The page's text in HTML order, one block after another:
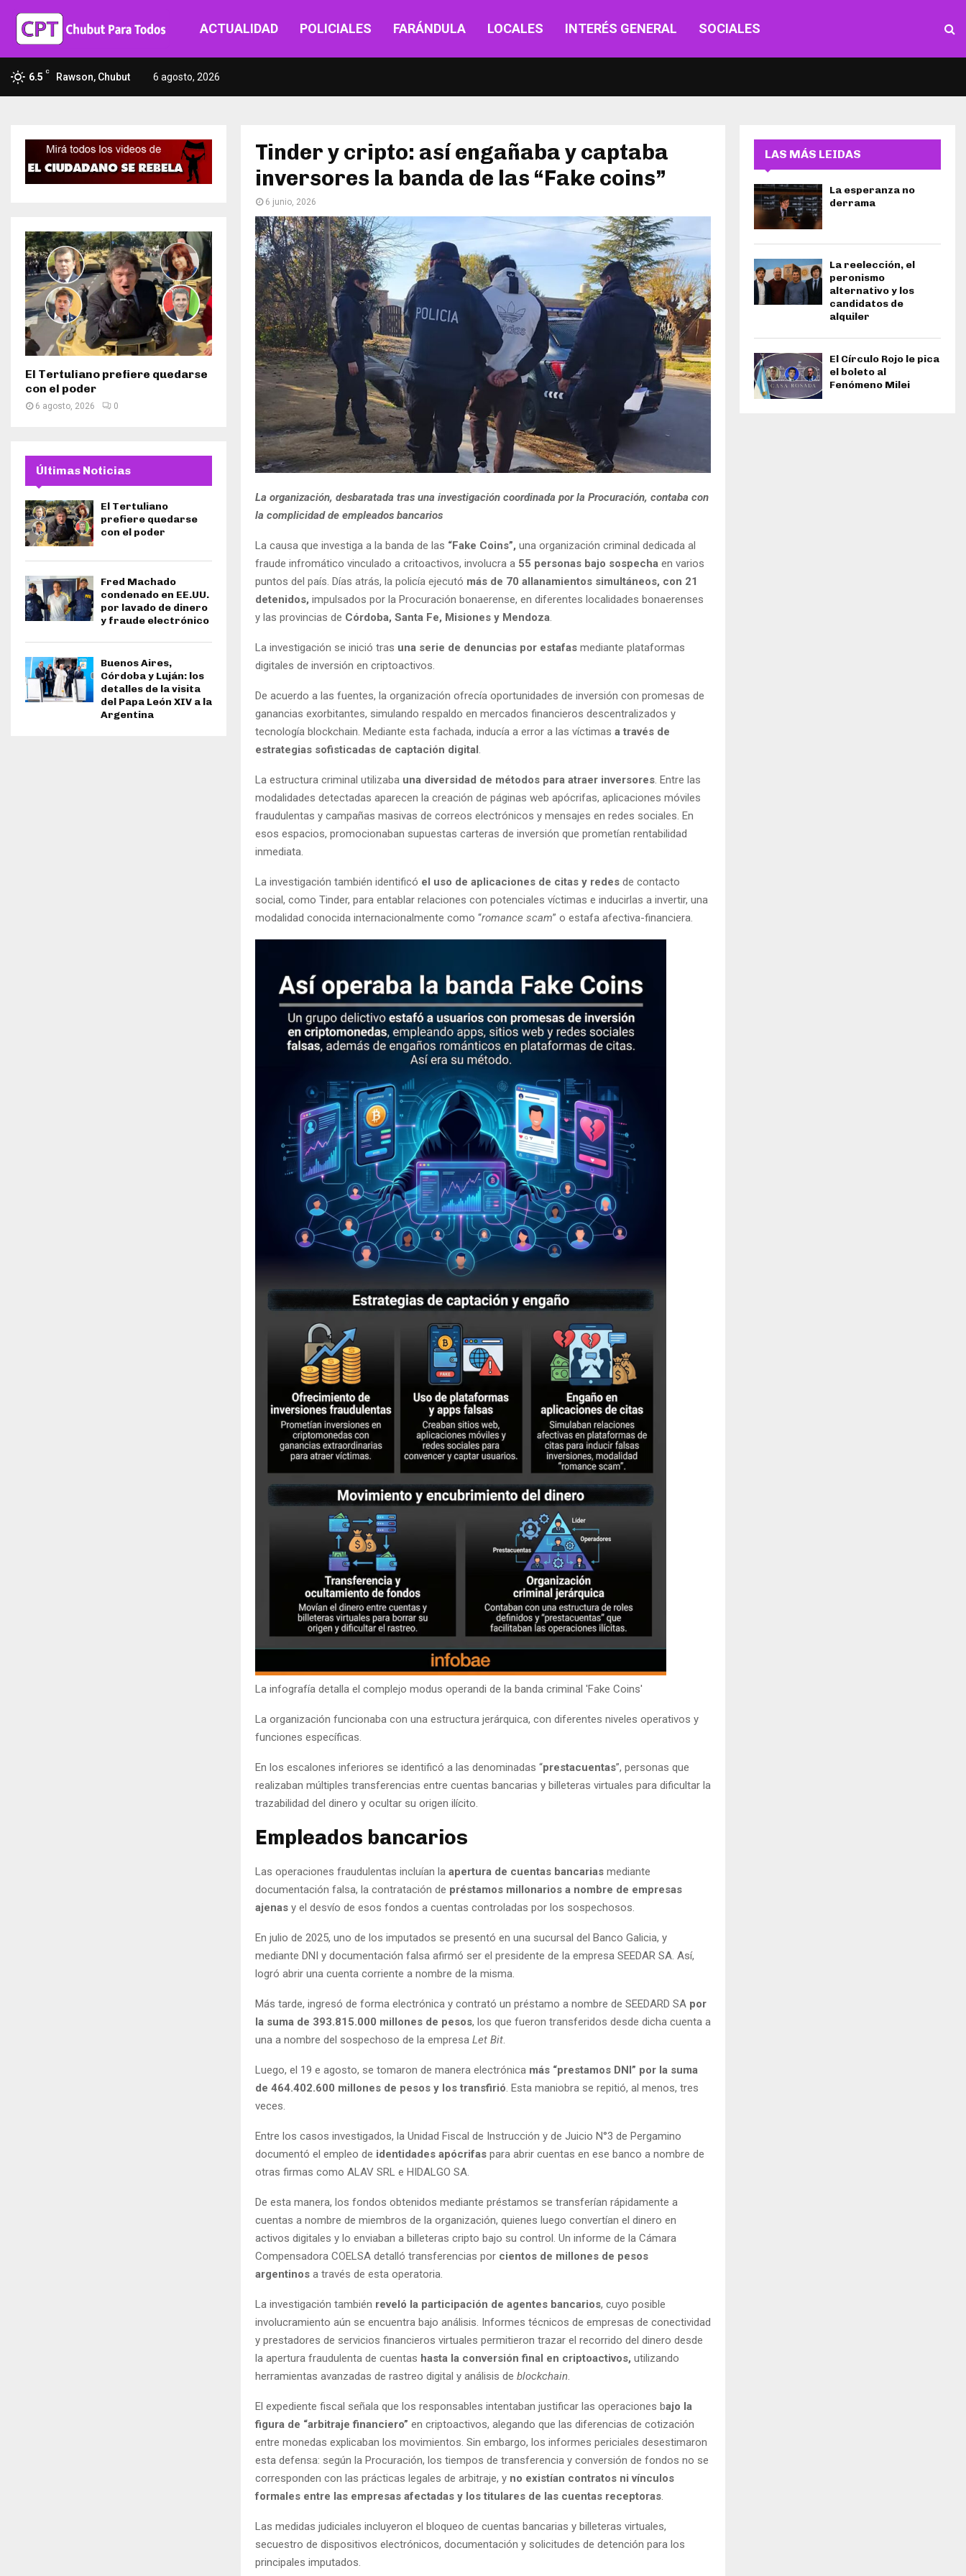
ACTUALIDAD POLICIALES FARÁNDULA LOCALES INTERÉS GENERAL SOCIALES
6.5 C Rawson, Chubut 6 agosto, 2026
Tinder y cripto: así engañaba y captaba
inversores la banda de las “Fake coins”
6 junio, 2026
La organización, desbaratada tras una investigación coordinada por la Procuración, contaba con
la complicidad de empleados bancarios
La causa que investiga a la banda de las “Fake Coins”, una organización criminal dedicada al
fraude infromático vinculado a critoactivos, involucra a 55 personas bajo sospecha en varios
puntos del país. Días atrás, la policía ejecutó más de 70 allanamientos simultáneos, con 21
detenidos, impulsados por la Procuración bonaerense, en diferentes localidades bonaerenses
y las provincias de Córdoba, Santa Fe, Misiones y Mendoza.
La investigación se inició tras una serie de denuncias por estafas mediante plataformas
digitales de inversión en criptoactivos.
De acuerdo a las fuentes, la organización ofrecía oportunidades de inversión con promesas de
ganancias exorbitantes, simulando respaldo en mercados financieros descentralizados y
tecnología blockchain. Mediante esta fachada, inducía a error a las víctimas a través de
estrategias sofisticadas de captación digital.
La estructura criminal utilizaba una diversidad de métodos para atraer inversores. Entre las
modalidades detectadas aparecen la creación de páginas web apócrifas, aplicaciones móviles
fraudulentas y campañas masivas de correos electrónicos y mensajes en redes sociales. En
esos espacios, promocionaban supuestas carteras de inversión que prometían rentabilidad
inmediata.
La investigación también identificó el uso de aplicaciones de citas y redes de contacto
social, como Tinder, para entablar relaciones con potenciales víctimas e inducirlas a invertir, una
modalidad conocida internacionalmente como “romance scam” o estafa afectiva-financiera.
La infografía detalla el complejo modus operandi de la banda criminal 'Fake Coins'
La organización funcionaba con una estructura jerárquica, con diferentes niveles operativos y
funciones específicas.
En los escalones inferiores se identificó a las denominadas “prestacuentas”, personas que
realizaban múltiples transferencias entre cuentas bancarias y billeteras virtuales para dificultar la
trazabilidad del dinero y ocultar su origen ilícito.
Empleados bancarios
Las operaciones fraudulentas incluían la apertura de cuentas bancarias mediante
documentación falsa, la contratación de préstamos millonarios a nombre de empresas
ajenas y el desvío de esos fondos a cuentas controladas por los sospechosos.
En julio de 2025, uno de los imputados se presentó en una sucursal del Banco Galicia, y
mediante DNI y documentación falsa afirmó ser el presidente de la empresa SEEDAR SA. Así,
logró abrir una cuenta corriente a nombre de la misma.
Más tarde, ingresó de forma electrónica y contrató un préstamo a nombre de SEEDARD SA por
la suma de 393.815.000 millones de pesos, los que fueron transferidos desde dicha cuenta a
una a nombre del sospechoso de la empresa Let Bit.
Luego, el 19 e agosto, se tomaron de manera electrónica más “prestamos DNI” por la suma
de 464.402.600 millones de pesos y los transfirió. Esta maniobra se repitió, al menos, tres
veces.
Entre los casos investigados, la Unidad Fiscal de Instrucción y de Juicio N°3 de Pergamino
documentó el empleo de identidades apócrifas para abrir cuentas en ese banco a nombre de
otras firmas como ALAV SRL e HIDALGO SA.
De esta manera, los fondos obtenidos mediante préstamos se transferían rápidamente a
cuentas a nombre de miembros de la organización, quienes luego convertían el dinero en
activos digitales y lo enviaban a billeteras cripto bajo su control. Un informe de la Cámara
Compensadora COELSA detalló transferencias por cientos de millones de pesos
argentinos a través de esta operatoria.
La investigación también reveló la participación de agentes bancarios, cuyo posible
involucramiento aún se encuentra bajo análisis. Informes técnicos de empresas de conectividad
y prestadores de servicios financieros virtuales permitieron trazar el recorrido del dinero desde
la apertura fraudulenta de cuentas hasta la conversión final en criptoactivos, utilizando
herramientas avanzadas de rastreo digital y análisis de blockchain.
El expediente fiscal señala que los responsables intentaban justificar las operaciones bajo la
figura de “arbitraje financiero” en criptoactivos, alegando que las diferencias de cotización
entre monedas explicaban los movimientos. Sin embargo, los informes periciales desestimaron
esta defensa: según la Procuración, los tiempos de transferencia y conversión de fondos no se
corresponden con las prácticas legales de arbitraje, y no existían contratos ni vínculos
formales entre las empresas afectadas y los titulares de las cuentas receptoras.
Las medidas judiciales incluyeron el bloqueo de cuentas bancarias y billeteras virtuales,
secuestro de dispositivos electrónicos, documentación y solicitudes de detención para los
principales imputados.
El Tertuliano prefiere quedarse
con el poder
6 agosto, 2026 0
Últimas Noticias
El Tertuliano
prefiere quedarse
con el poder
Fred Machado
condenado en EE.UU.
por lavado de dinero
y fraude electrónico
Buenos Aires,
Córdoba y Luján: los
detalles de la visita
del Papa León XIV a la
Argentina
LAS MÁS LEIDAS
La esperanza no
derrama
La reelección, el
peronismo
alternativo y los
candidatos de
alquiler
El Círculo Rojo le pica
el boleto al
Fenómeno Milei